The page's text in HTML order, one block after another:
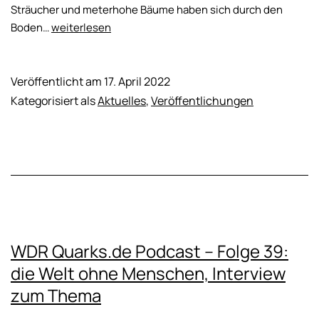
Sträucher und meterhohe Bäume haben sich durch den
Boden…ZDF
e.:
Das
weiterlesen
Veröffentlicht am 17. April 2022
Kategorisiert alsAktuelles,Veröffentlichungen
WDR Quarks.de Podcast – Folge 39:
die Welt ohne Menschen, Interview
zum Thema